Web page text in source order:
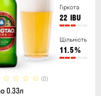
Гіркота
22 IBU
Щільність
11.5%
(0)
0.33л